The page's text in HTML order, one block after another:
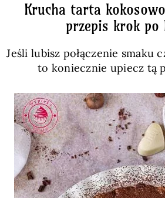
Krucha tarta
przepis krok po
Jeśli lubisz połączenie smaku
to koniecznie upiecz tą